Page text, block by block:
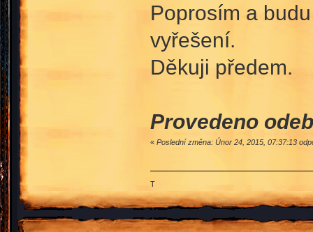
Poprosím a
vyřešení.
Děkuji předem.
Provedeno
« Poslední změna: Únor 24, 2015, 07:37:13
T